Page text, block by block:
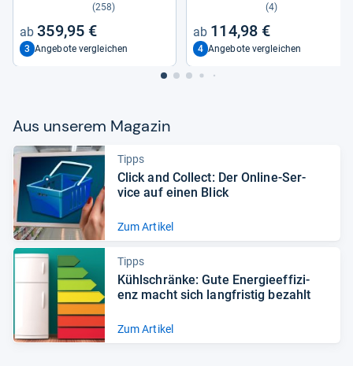
(258)
359,95 €
3 Angebote vergleichen
(4)
114,98 €
4 Angebote vergleichen
Aus unse­rem Maga­zin
Tipps
Click and Col­lect: Der Online-​Ser­
vice auf einen Blick
Zum Artikel
Tipps
Kühl­schränke: Gute Ener­gie­ef­fi­zi­
enz macht sich lang­fris­tig bezahlt
Zum Artikel